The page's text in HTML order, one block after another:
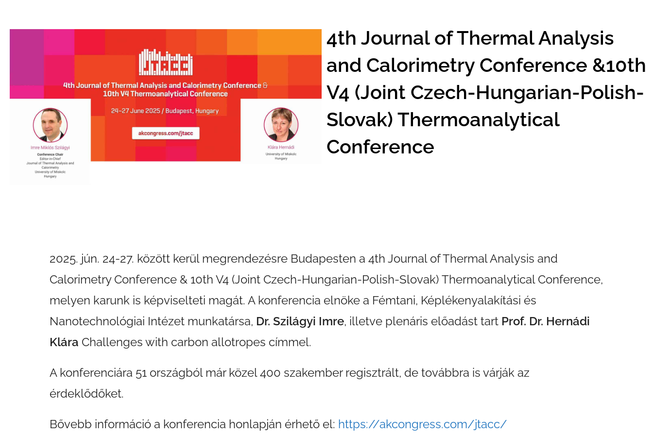
4th Journal of Thermal Analysis
and Calorimetry Conference &10th
V4 (Joint Czech-Hungarian-Polish-
Slovak) Thermoanalytical
Conference
2025. jún. 24-27. között kerül megrendezésre Budapesten a 4th Journal of Thermal Analysis and
Calorimetry Conference & 10th V4 (Joint Czech-Hungarian-Polish-Slovak) Thermoanalytical Conference,
melyen karunk is képviselteti magát. A konferencia elnöke a Fémtani, Képlékenyalakítási és
Nanotechnológiai Intézet munkatársa, Dr. Szilágyi Imre, illetve plenáris előadást tart Prof. Dr. Hernádi
Klára Challenges with carbon allotropes címmel.
A konferenciára 51 országból már közel 400 szakember regisztrált, de továbbra is várják az
érdeklődőket.
Bővebb információ a konferencia honlapján érhető el: https://akcongress.com/jtacc/